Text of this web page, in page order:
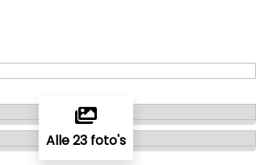
Alle 23 foto's